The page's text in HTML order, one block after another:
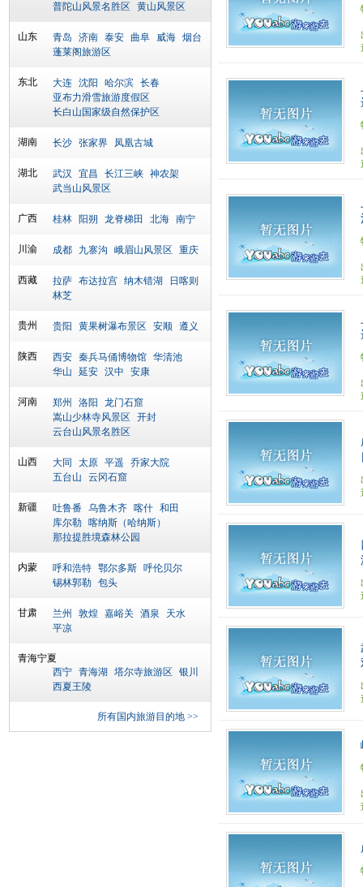
普陀山风景名胜区
黄山风景区
山东 青岛 济南 泰安 曲阜 威海 烟台
蓬莱阁旅游区
东北 大连 沈阳 哈尔滨 长春
亚布力滑雪旅游度假区
长白山国家级自然保护区
湖南 长沙 张家界 凤凰古城
湖北 武汉 宜昌 长江三峡 神农架
武当山风景区
广西 桂林 阳朔 龙脊梯田 北海 南宁
川渝 成都 九寨沟 峨眉山风景区 重庆
西藏 拉萨 布达拉宫 纳木错湖
日喀则
林芝
贵州 贵阳 黄果树瀑布景区 安顺 遵义
陕西 西安 秦兵马俑博物馆 华清池
华山
延安 汉中 安康
河南 郑州 洛阳
龙门石窟
嵩山少林寺风景区
开封
云台山风景名胜区
山西 大同 太原 平遥
乔家大院
五台山
云冈石窟
新疆 吐鲁番 乌鲁木齐 喀什 和田
库尔勒 喀纳斯（哈纳斯）
那拉提胜境森林公园
内蒙 呼和浩特 鄂尔多斯 呼伦贝尔
锡林郭勒 包头
甘肃 兰州 敦煌 嘉峪关 酒泉
天水
平凉
青海宁夏
西宁 青海湖 塔尔寺旅游区
银川
西夏王陵
所有国内旅游目的地 >>